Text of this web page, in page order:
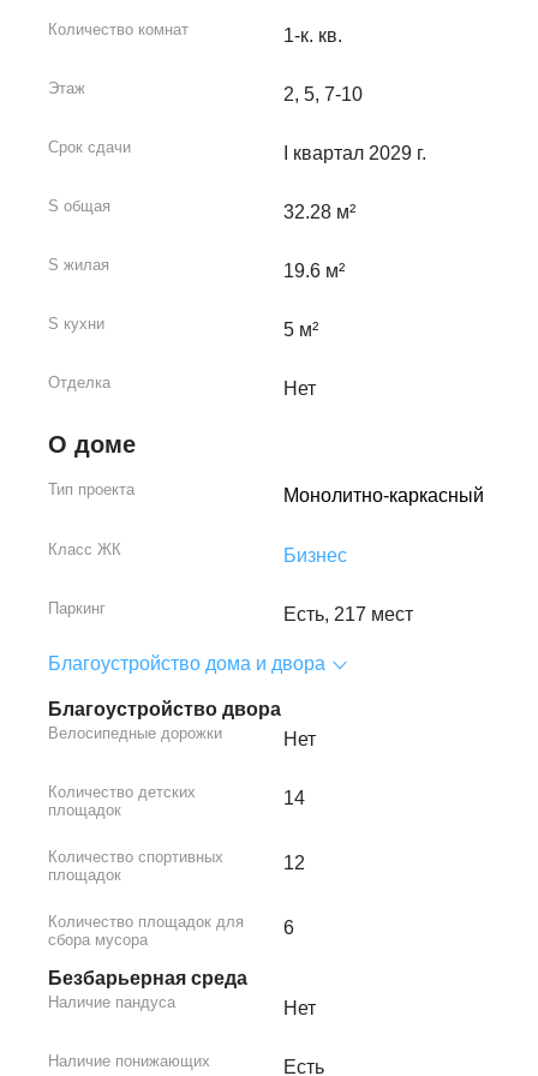
Количество комнат 1-к. кв.
Этаж 2, 5, 7-10
Срок сдачи I квартал 2029 г.
S общая 32.28 м²
S жилая 19.6 м²
S кухни 5 м²
Отделка Нет
О доме
Тип проекта Монолитно-каркасный
Класс ЖК Бизнес
Паркинг Есть, 217 мест
Благоустройство дома и двора
Благоустройство двора
Велосипедные дорожки Нет
Количество детских
площадок
14
Количество спортивных
площадок
12
Количество площадок для
сбора мусора
6
Безбарьерная среда
Наличие пандуса Нет
Наличие понижающих
Есть